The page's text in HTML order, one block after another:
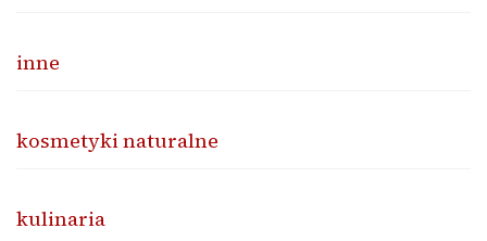
inne
kosmetyki naturalne
kulinaria